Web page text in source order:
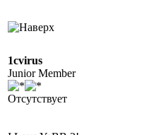
1cvirus
Junior Member
Отсутствует